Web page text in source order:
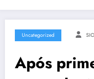
Uncategorized
Após